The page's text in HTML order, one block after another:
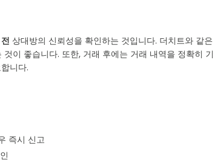
상대방의 신뢰성을 확인하는 것입니다. 더치트와 같은
이 좋습니다. 또한, 거래 후에는 거래 내역을 정확히 기
니다.
즉시 신고